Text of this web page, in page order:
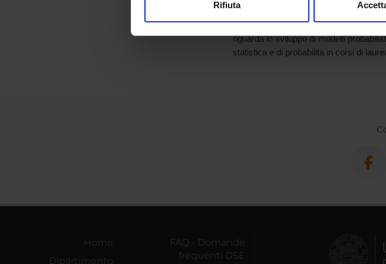
di analisi dei dati web, pubblicità e social media, i quali
che hanno raccolto dal tuo utilizzo dei loro servizi.
Rifiuta
l'Università degli Studi di Perugia.
conseguito il titolo di Doctor of
riguarda lo sviluppo di modelli
statistica e di probabilità in corsi di
Home
Dipartimento
FAQ - Domande
frequenti DSE